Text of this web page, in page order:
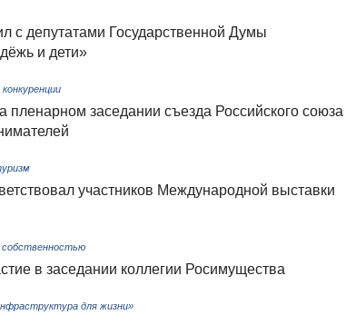
с депутатами Государственной Думы
и дети»
пленарном заседании съезда Российского союза
участников Международной выставки
собственностью
в заседании коллегии Росимущества
для жизни»